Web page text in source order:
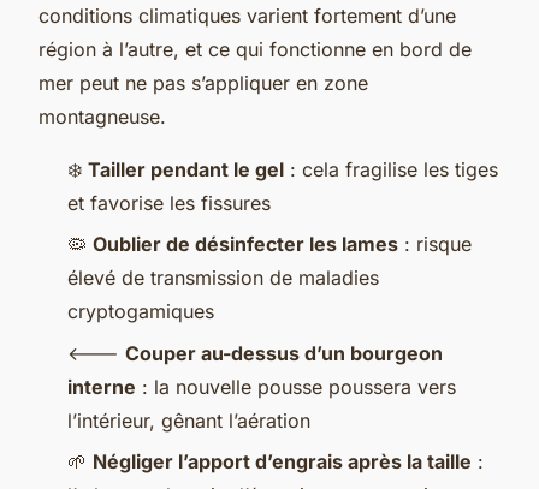
conditions climatiques varient fortement d’une
région à l’autre, et ce qui fonctionne en bord de
mer peut ne pas s’appliquer en zone
montagneuse.
❄️ Tailler pendant le gel : cela fragilise les tiges
et favorise les fissures
🦠 Oublier de désinfecter les lames : risque
élevé de transmission de maladies
cryptogamiques
🡐 Couper au-dessus d’un bourgeon
interne : la nouvelle pousse poussera vers
l’intérieur, gênant l’aération
🌱 Négliger l’apport d’engrais après la taille :